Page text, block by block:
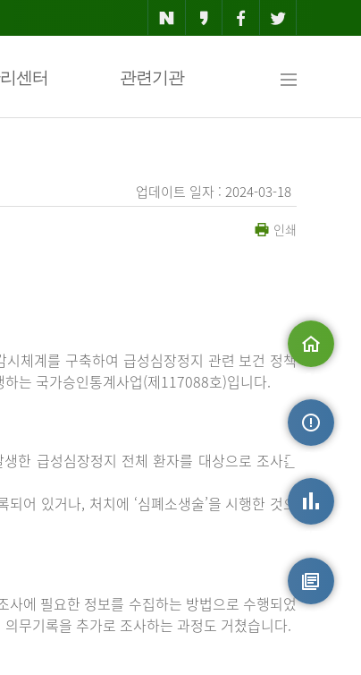
센터 관련기관
맵
업데이트 일자 : 2024-03-18
인쇄
체계를 구축하여 급성심장정지 관련 보건 정책
는 국가승인통계사업(제117088호)입니다.
한 급성심장정지 전체 환자를 대상으로 조사를
어 있거나, 처치에 ‘심폐소생술’을 시행한 것으
에 필요한 정보를 수집하는 방법으로 수행되었
무기록을 추가로 조사하는 과정도 거쳤습니다.
손상정보
원시자료